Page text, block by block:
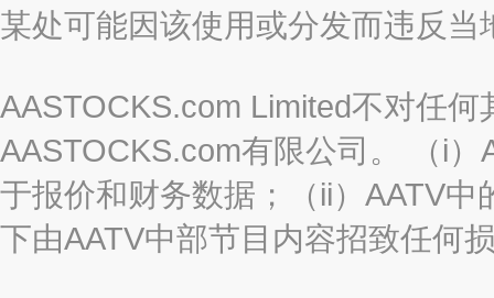
某处可能因该使用或分发而违反当
AASTOCKS.com Limited不对任
AASTOCKS.com有限公司。 （i
于报价和财务数据；（ii）AATV
下由AATV中部节目内容招致任何